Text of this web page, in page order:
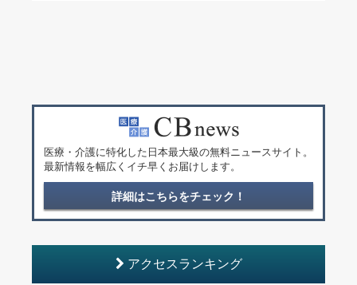
医療・介護に特化した日本最大級の無料ニュースサイト。
最新情報を幅広くイチ早くお届けします。
詳細はこちらをチェック！
アクセスランキング